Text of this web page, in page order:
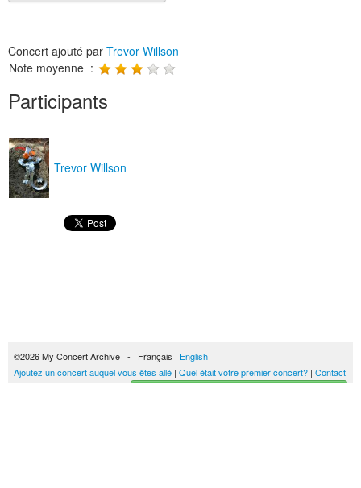
Concert ajouté par Trevor Willson
Note moyenne :
Participants
Trevor Willson
©2026 My Concert Archive - Français | English
Ajoutez un concert auquel vous êtes allé | Quel était votre premier concert? | Contact